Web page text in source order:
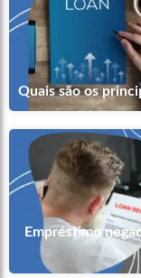
Quais são os
Empréstimo